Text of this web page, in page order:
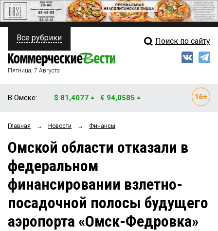
ПОЛИТИКА
ФИНАНСЫ
ОБЩЕСТВО
ЗАКОН
НОВОСТИ КОМПАНИЙ
СТИЛЬ ЖИЗНИ
Свежий выпуск
Рейтинги
Архив
Все рубрики Поиск по сайту
Пятница, 7 Августа
В Омске: $ 81,4077 € 94,0585
Главная → Новости → Финансы
Омской области отказали в
федеральном
финансировании взлетно-
посадочной полосы будущего
аэропорта «Омск-Федровка»